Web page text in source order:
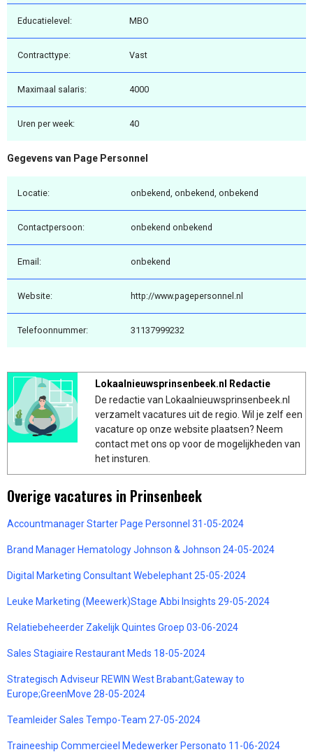
Educatielevel: MBO
Contracttype: Vast
Maximaal salaris: 4000
Uren per week: 40
Gegevens van Page Personnel
Locatie: onbekend, onbekend, onbekend
Contactpersoon: onbekend onbekend
Email: onbekend
Website: http://www.pagepersonnel.nl
Telefoonnummer: 31137999232
Lokaalnieuwsprinsenbeek.nl Redactie
De redactie van Lokaalnieuwsprinsenbeek.nl
verzamelt vacatures uit de regio. Wil je zelf een
vacature op onze website plaatsen? Neem
contact met ons op voor de mogelijkheden van
het insturen.
Overige vacatures in Prinsenbeek
Accountmanager Starter Page Personnel 31-05-2024
Brand Manager Hematology Johnson & Johnson 24-05-2024
Digital Marketing Consultant Webelephant 25-05-2024
Leuke Marketing (Meewerk)Stage Abbi Insights 29-05-2024
Relatiebeheerder Zakelijk Quintes Groep 03-06-2024
Sales Stagiaire Restaurant Meds 18-05-2024
Strategisch Adviseur REWIN West Brabant;Gateway to
Europe;GreenMove 28-05-2024
Teamleider Sales Tempo-Team 27-05-2024
Traineeship Commercieel Medewerker Personato 11-06-2024